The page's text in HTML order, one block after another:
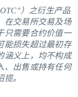
）之衍生产品
在交易所交易及场
只需要合约价值一
能损失超过最初存
涵义上，均不构成
、出售或持有任何
。